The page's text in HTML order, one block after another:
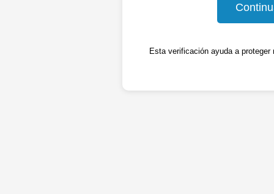
Esta verificación ayuda a